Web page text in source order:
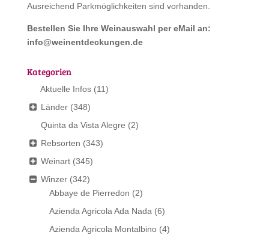
Ausreichend Parkmöglichkeiten sind vorhanden.
Bestellen Sie Ihre Weinauswahl per eMail an:
info@weinentdeckungen.de
Kategorien
Aktuelle Infos (11)
Länder (348)
Quinta da Vista Alegre (2)
Rebsorten (343)
Weinart (345)
Winzer (342)
Abbaye de Pierredon (2)
Azienda Agricola Ada Nada (6)
Azienda Agricola Montalbino (4)